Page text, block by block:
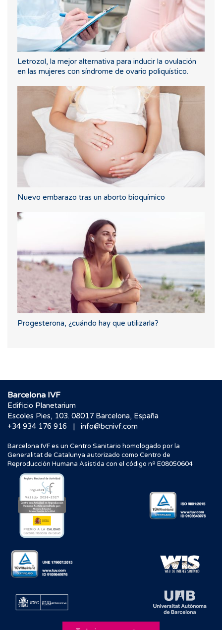
Letrozol, la mejor alternativa para inducir la ovulación
en las mujeres con síndrome de ovario poliquístico.
Nuevo embarazo tras un aborto bioquímico
Progesterona, ¿cuándo hay que utilizarla?
Barcelona IVF
Edificio Planetarium
Escoles Pies, 103. 08017 Barcelona, España
+34 934 176 916
| info@bcnivf.com
Barcelona IVF es un Centro Sanitario homologado por la
Generalitat de Catalunya autorizado como Centro de
Reproducción Humana Asistida con el código nº E08050604